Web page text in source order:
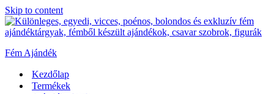
Skip to content
Fém Ajándék
Kezdőlap
Termékek